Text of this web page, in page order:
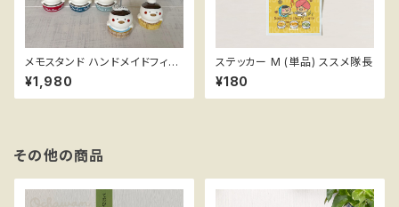
メモスタンド ハンドメイドフィギ
ュア ススメ隊長
¥1,980
ステッカー M (単品) ススメ隊長
¥180
その他の商品